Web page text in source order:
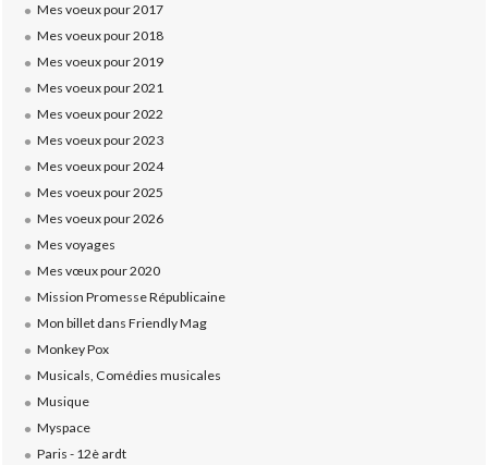
Mes voeux pour 2017
Mes voeux pour 2018
Mes voeux pour 2019
Mes voeux pour 2021
Mes voeux pour 2022
Mes voeux pour 2023
Mes voeux pour 2024
Mes voeux pour 2025
Mes voeux pour 2026
Mes voyages
Mes vœux pour 2020
Mission Promesse Républicaine
Mon billet dans Friendly Mag
Monkey Pox
Musicals, Comédies musicales
Musique
Myspace
Paris - 12è ardt